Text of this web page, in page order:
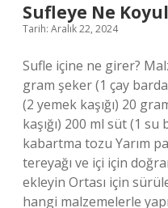
Sufleye Ne
Tarih: Aralık 22, 2024
Sufle içine ne girer?
gram şeker (1 çay
(2 yemek kaşığı) 20
kaşığı) 200 ml süt (1 su
kabartma tozu Yarım
tereyağı ve içi için
ekleyin Ortası için
hangi malzemelerle